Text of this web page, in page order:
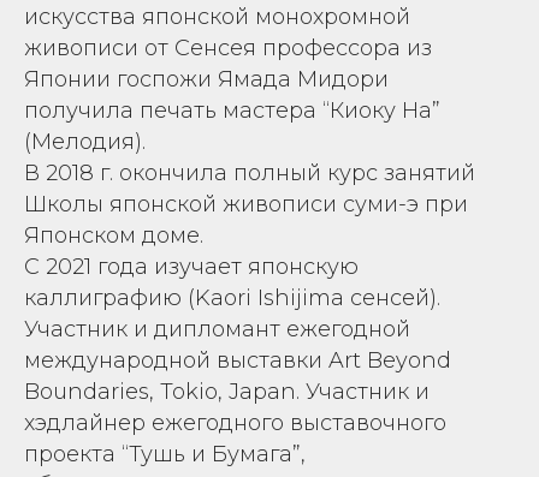
искусства японской монохромной
живописи от Сенсея профессора из
Японии госпожи Ямада Мидори
получила печать мастера “Киоку На”
(Мелодия).
В 2018 г. окончила полный курс занятий
Школы японской живописи суми-э при
Японском доме.
С 2021 года изучает японскую
каллиграфию (Kaori Ishijima сенсей).
Участник и дипломант ежегодной
международной выставки Art Beyond
Boundaries, Tokio, Japan. Участник и
хэдлайнер ежегодного выставочного
проекта “Тушь и Бумага”,